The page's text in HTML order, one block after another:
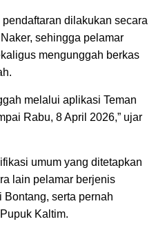
dilakukan secara
sehingga pelamar
mengunggah berkas
melalui aplikasi Teman
Rabu, 8 April 2026,” ujar
umum yang ditetapkan
lain pelamar berjenis
serta pernah
Kaltim.